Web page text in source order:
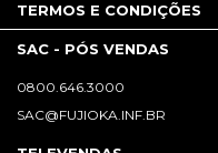
TERMOS E CONDIÇÕES
SAC - PÓS VENDAS
0800.646.3000
SAC@FUJIOKA.INF.BR